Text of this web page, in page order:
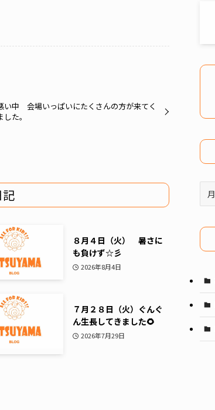
い中 会場いっぱいにたくさんの方が来てく
た。
８月４日（火） 暑さに
も負けず☆彡
2026年8月4日
７月２８日（火）ぐんぐ
ん生長してきました🌻
2026年7月29日
イ